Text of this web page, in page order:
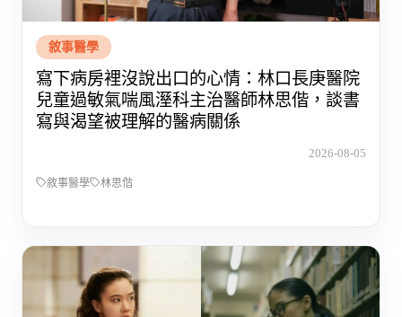
敘事醫學
寫下病房裡沒說出口的心情：林口長庚醫院
兒童過敏氣喘風溼科主治醫師林思偕，談書
寫與渴望被理解的醫病關係
2026-08-05
敘事醫學 林思偕